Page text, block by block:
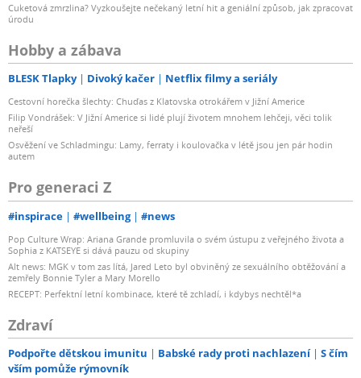
Cuketová zmrzlina? Vyzkoušejte nečekaný letní hit a geniální způsob, jak zpracovat
úrodu
Hobby a zábava
BLESK Tlapky Divoký kačer Netflix filmy a seriály
Cestovní horečka šlechty: Chuďas z Klatovska otrokářem v Jižní Americe
Filip Vondrášek: V Jižní Americe si lidé plují životem mnohem lehčeji, věci tolik
neřeší
Osvěžení ve Schladmingu: Lamy, ferraty i koulovačka v létě jsou jen pár hodin
autem
Pro generaci Z
#inspirace #wellbeing #news
Pop Culture Wrap: Ariana Grande promluvila o svém ústupu z veřejného života a
Sophia z KATSEYE si dává pauzu od skupiny
Alt news: MGK v tom zas lítá, Jared Leto byl obviněný ze sexuálního obtěžování a
zemřely Bonnie Tyler a Mary Morello
RECEPT: Perfektní letní kombinace, které tě zchladí, i kdybys nechtěl*a
Zdraví
Podpořte dětskou imunitu Babské rady proti nachlazení
S čím
vším pomůže rýmovník